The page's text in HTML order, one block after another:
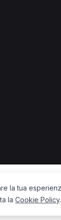
la tua
la Cookie Policy.